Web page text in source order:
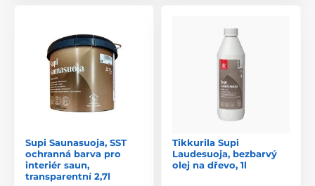
Supi Saunasuoja, SST
ochranná barva pro
interiér saun,
transparentní 2,7l
Tikkurila Supi
Laudesuoja, bezbarvý
olej na dřevo, 1l